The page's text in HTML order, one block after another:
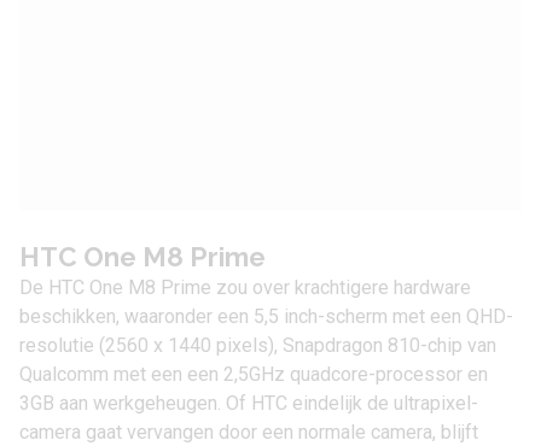
HTC One M8 Prime
De HTC One M8 Prime zou over krachtigere hardware
beschikken, waaronder een 5,5 inch-scherm met een QHD-
resolutie (2560 x 1440 pixels), Snapdragon 810-chip van
Qualcomm met een een 2,5GHz quadcore-processor en
3GB aan werkgeheugen. Of HTC eindelijk de ultrapixel-
camera gaat vervangen door een normale camera, blijft